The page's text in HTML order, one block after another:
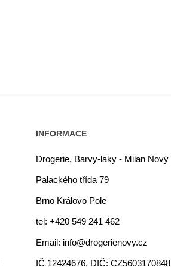
INFORMACE
Drogerie, Barvy-laky - Milan Nový
Palackého třída 79
Brno Královo Pole
tel: +420 549 241 462
Email: info@drogerienovy.cz
IČ 12424676, DIČ: CZ5603170848